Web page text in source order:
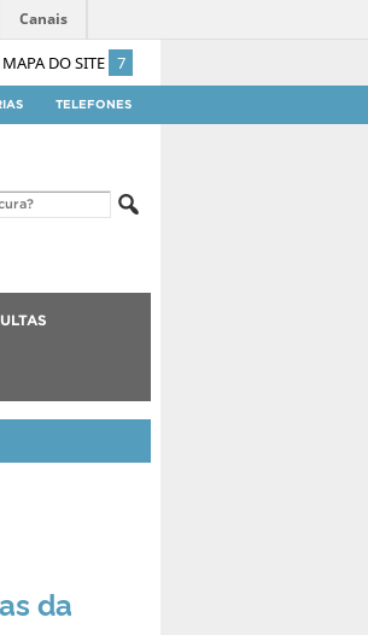
MAPA DO SITE 7
Canais
TELEFONES
da